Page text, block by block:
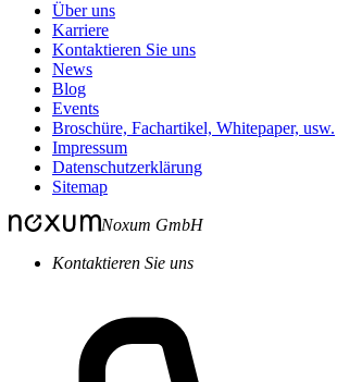
Über uns
Karriere
Kontaktieren Sie uns
News
Blog
Events
Broschüre, Fachartikel, Whitepaper, usw.
Impressum
Datenschutzerklärung
Sitemap
Noxum GmbH
Kontaktieren Sie uns